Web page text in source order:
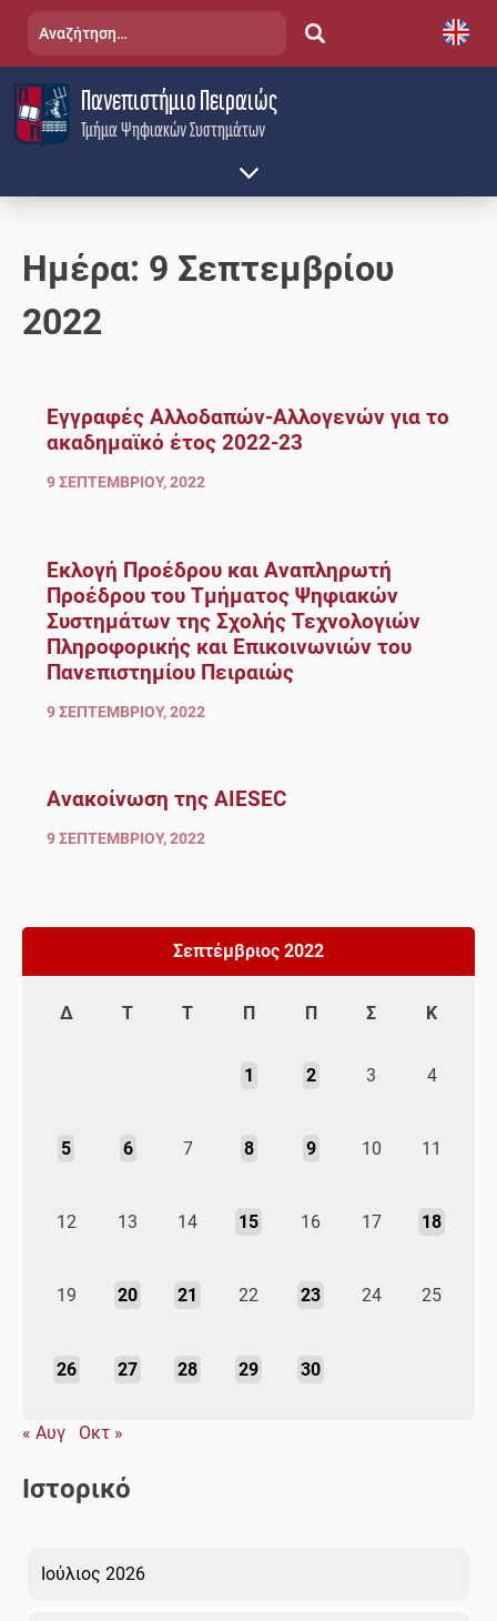
content
Τμήμα Ψηφιακών Συστημάτων
Πανεπιστήμιο Πειραιώς
Αναζήτηση
Ημέρα: 9 Σεπτεμβρίου
2022
Εγγραφές Αλλοδαπών-Αλλογενών για το
ακαδημαϊκό έτος 2022-23
9 ΣΕΠΤΕΜΒΡΊΟΥ, 2022
Εκλογή Προέδρου και Αναπληρωτή
Προέδρου του Τμήματος Ψηφιακών
Συστημάτων της Σχολής Τεχνολογιών
Πληροφορικής και Επικοινωνιών του
Πανεπιστημίου Πειραιώς
9 ΣΕΠΤΕΜΒΡΊΟΥ, 2022
Ανακοίνωση της AIESEC
9 ΣΕΠΤΕΜΒΡΊΟΥ, 2022
Σεπτέμβριος 2022
Δ Τ Τ Π Π Σ Κ
1 2 3 4
5 6 7 8 9 10 11
12 13 14 15 16 17 18
19 20 21 22 23 24 25
26 27 28 29 30
« Αυγ Οκτ »
Ιστορικό
Ιούλιος 2026